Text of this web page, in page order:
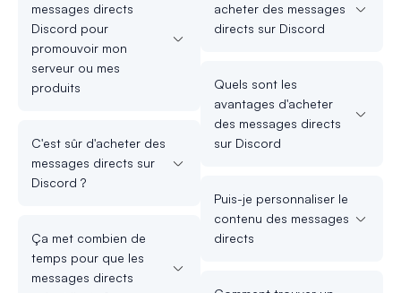
messages directs
Discord pour
promouvoir mon
serveur ou mes
produits
C'est sûr d'acheter des
messages directs sur
Discord ?
Ça met combien de
temps pour que les
messages directs
acheter des messages
directs sur Discord
Quels sont les
avantages d'acheter
des messages directs
sur Discord
Puis-je personnaliser le
contenu des messages
directs